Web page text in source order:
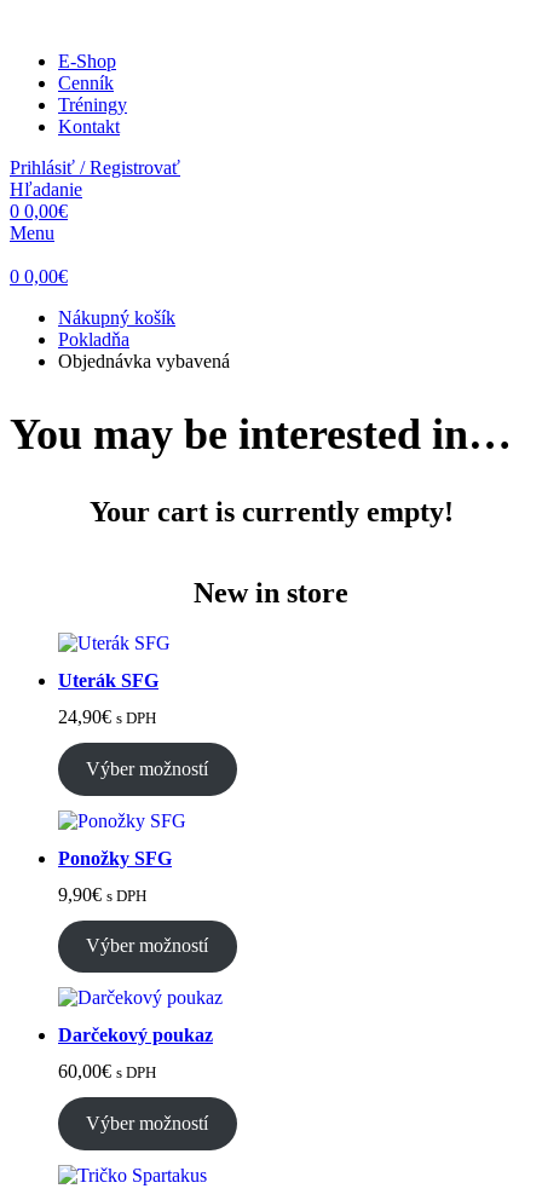
E-Shop
Cenník
Tréningy
Kontakt
Prihlásiť / Registrovať
Hľadanie
0 0,00€
Menu
0 0,00€
Nákupný košík
Pokladňa
Objednávka vybavená
You may be interested in…
Your cart is currently empty!
New in store
Uterák SFG
24,90€ s DPH
Výber možností
Ponožky SFG
9,90€ s DPH
Výber možností
Darčekový poukaz
60,00€ s DPH
Výber možností